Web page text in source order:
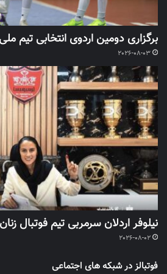
برگزاری دومین اردوی انتخابی تیم
2026-08-03
نیلوفر اردلان سرمربی تیم فوتبال
2026-08-02
فوتبالز در شبکه های اجتماعی